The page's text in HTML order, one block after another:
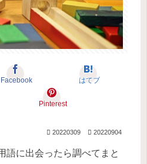
Facebook はてブ
Pinterest
20220309 20220904
語に出会ったら調べてまと